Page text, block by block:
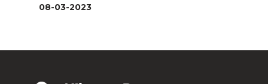
08-03-2023